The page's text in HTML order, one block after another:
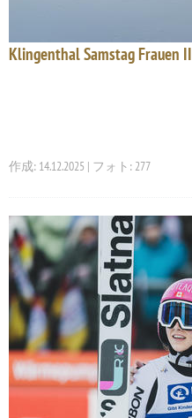
Klingenthal Samstag Frauen II
作成: 14.12.2025 | フォト: 277